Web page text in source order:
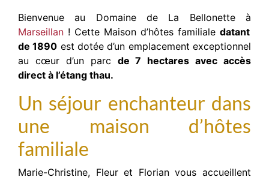
Bienvenue au Domaine de La Bellonette à
Marseillan ! Cette Maison d’hôtes familiale datant
de 1890 est dotée d’un emplacement exceptionnel
au cœur d’un parc de 7 hectares avec accès
direct à l’étang thau.
Un séjour enchanteur dans
une maison d’hôtes
familiale
Marie-Christine, Fleur et Florian vous accueillent